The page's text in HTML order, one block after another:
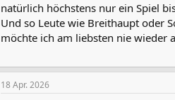
natürlich höchstens nur ein Spiel
Und so Leute wie Breithaupt oder
möchte ich am liebsten nie wieder
18 Apr. 2026